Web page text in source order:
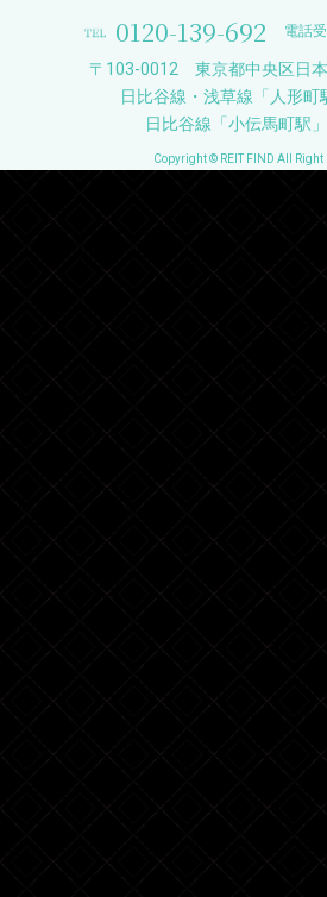
0120-139-692 電話受
〒103-0012 東京都中央区日
日比谷線・浅草線「人形町
日比谷線「小伝馬町駅
Copyright © REIT FIND All Right